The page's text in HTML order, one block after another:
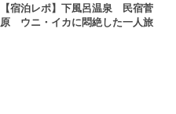
【宿泊レポ】下風呂温泉 民宿菅
原 ウニ・イカに悶絶した一人旅